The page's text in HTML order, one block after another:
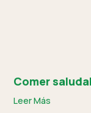
Comer
Leer Más